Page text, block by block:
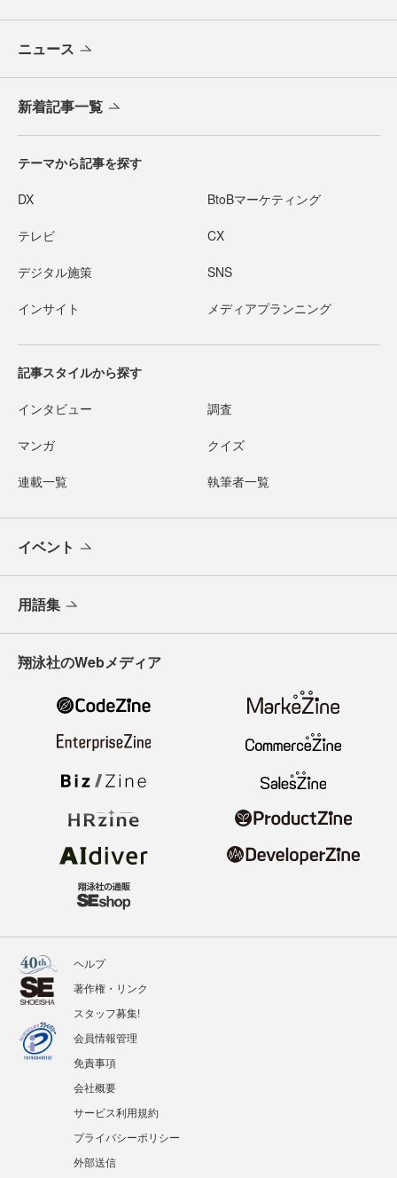
ニュース
新着記事一覧
テーマから記事を探す
DX BtoBマーケティング
テレビ CX
デジタル施策 SNS
インサイト メディアプランニング
記事スタイルから探す
インタビュー 調査
マンガ クイズ
連載一覧 執筆者一覧
イベント
用語集
翔泳社のWebメディア
ヘルプ
著作権・リンク
スタッフ募集!
会員情報管理
免責事項
会社概要
サービス利用規約
プライバシーポリシー
外部送信